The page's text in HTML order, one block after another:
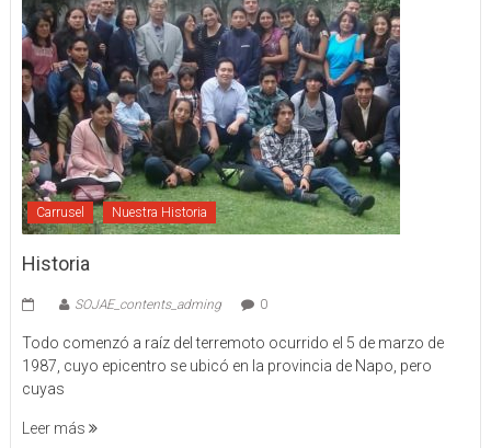
Carrusel Nuestra Historia
Historia
SOJAE_contents_adming 0
Todo comenzó a raíz del terremoto ocurrido el 5 de marzo de
1987, cuyo epicentro se ubicó en la provincia de Napo, pero
cuyas
Leer más